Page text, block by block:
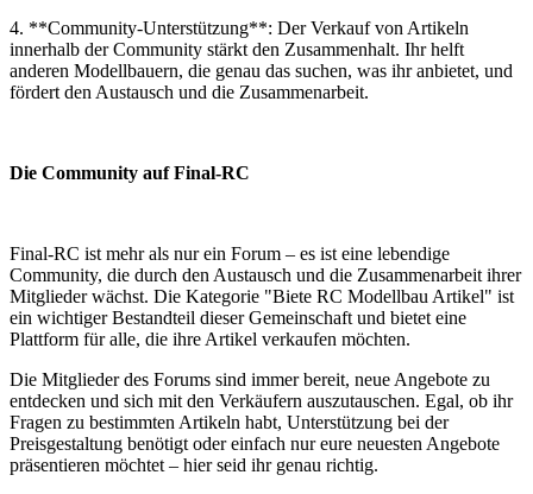
4. **Community-Unterstützung**: Der Verkauf von Artikeln
innerhalb der Community stärkt den Zusammenhalt. Ihr helft
anderen Modellbauern, die genau das suchen, was ihr anbietet, und
fördert den Austausch und die Zusammenarbeit.
Die Community auf Final-RC
Final-RC ist mehr als nur ein Forum – es ist eine lebendige
Community, die durch den Austausch und die Zusammenarbeit ihrer
Mitglieder wächst. Die Kategorie "Biete RC Modellbau Artikel" ist
ein wichtiger Bestandteil dieser Gemeinschaft und bietet eine
Plattform für alle, die ihre Artikel verkaufen möchten.
Die Mitglieder des Forums sind immer bereit, neue Angebote zu
entdecken und sich mit den Verkäufern auszutauschen. Egal, ob ihr
Fragen zu bestimmten Artikeln habt, Unterstützung bei der
Preisgestaltung benötigt oder einfach nur eure neuesten Angebote
präsentieren möchtet – hier seid ihr genau richtig.